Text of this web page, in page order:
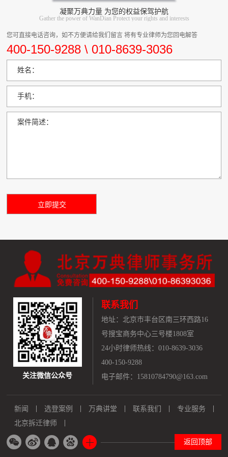
凝聚万典力量 为您的权益保驾护航
Gather the power of WanDian Protect your rights and interests
您可直接电话咨询，如不方便请给我们留言 将有专业律师为您回电解答
400-150-9288 \ 010-8639-3036
姓名：
手机：
案件简述：
关注微信公众号
联系我们
地址： 北京市丰台区南三环西路16
号搜宝商务中心三号楼1808室
24小时律师热线：010-8639-3036
400-150-9288
电子邮件：15810784790@163.com
新闻 选登案例 万典讲堂 联系我们
专业服务
北京拆迁律师
返回顶部